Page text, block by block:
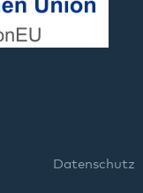
Datenschutz